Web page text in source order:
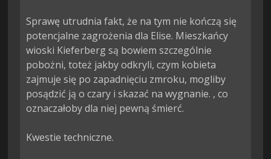
Sprawę utrudnia fakt, że na tym nie kończą się
potencjalne zagrożenia dla Elise. Mieszkańcy
wioski Kieferberg są bowiem szczególnie
pobożni, toteż jakby odkryli, czym kobieta
zajmuje się po zapadnięciu zmroku, mogliby
posądzić ją o czary i skazać na wygnanie. , co
oznaczałoby dla niej pewną śmierć.
Kwestie techniczne.